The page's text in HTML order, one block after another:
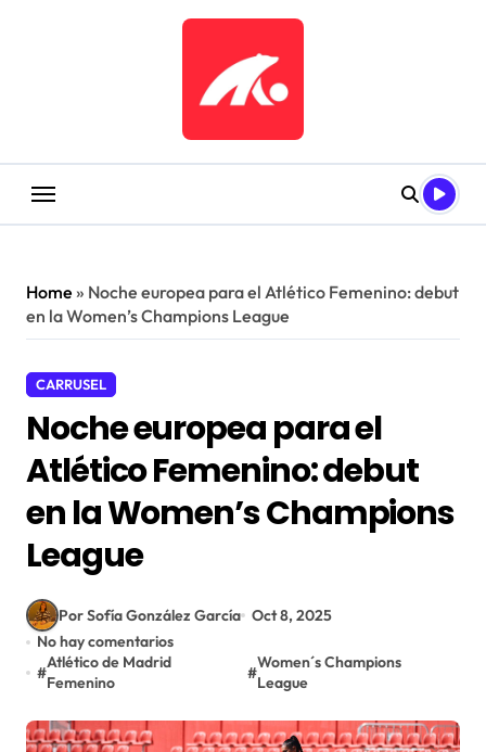
Home » Noche europea para el Atlético Femenino: debut
en la Women’s Champions League
CARRUSEL
Noche europea para el
Atlético Femenino: debut
en la Women’s Champions
League
Por Sofía González García Oct 8, 2025
No hay comentarios
#
Atlético de Madrid
Femenino
#
Women´s Champions
League